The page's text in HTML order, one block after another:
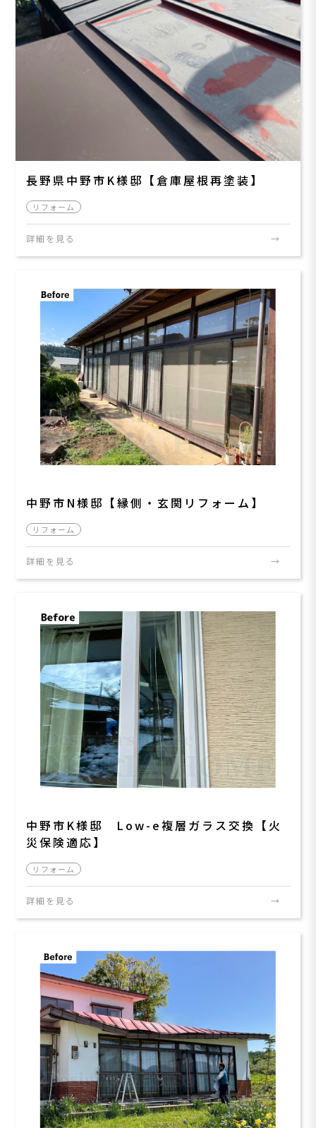
長野県中野市K様邸【倉庫屋根再塗装】
リフォーム
詳細を見る
中野市N様邸【縁側・玄関リフォーム】
リフォーム
詳細を見る
中野市K様邸 Low-e複層ガラス交換【火
災保険適応】
リフォーム
詳細を見る